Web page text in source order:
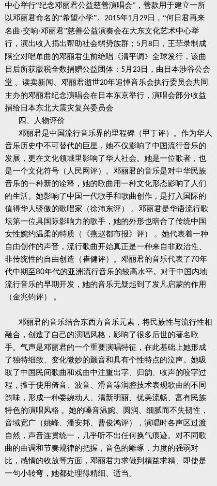
中心举行“纪念邓丽君公益慈善演唱会”，善款用于建立一所
以邓丽君命名的“希望小学”。 2015年1月 29日，“何日君再来
名曲·交响·邓丽君”慈善公益演奏会在大东文化艺术中心举
行，演出收入捐出帮助社会弱势族群； 5月 8日，王菲录制成
隔空对唱单曲的邓丽君生前绝唱《清平调》全球发行，该曲
日后所获版税全数捐赠公益团体； 5月 23日，由日本涉谷公会
堂
、读卖新闻、邓丽君逝世20年追悼音乐会执行委员会共同
主办的邓丽君纪念演唱会在日本东京举行，演唱会部分收益
捐给日本东北大震灾复兴委员会
四、人物评价
邓丽君是中国流行音乐界的里程碑（甲丁评）。作为华人
音乐历史中不可替代的巨星，她不仅影响了中国流行音乐的
发展，更在文化领域里影响了华人社会。她是一位歌者，也
是一个文化符号（人民网评）。邓丽君的音乐是对中华民族
音乐的一种新的诠释，她的歌曲用一种文化形态影响了人们
的生活。她影响了中国一代歌手和歌曲创作，是打入国际的
值得华人骄傲的歌唱家（徐沛东评）
。邓丽君是华语流行歌
坛第一位具国际影响力的歌手，她的外形也暗合了传统中国
女性婉约温柔的特质（《燕赵都市报》评）
。她代表着一种
自由创作的声音，流行歌曲开始真正是一种来自非政治性、
非传统性的自由创造（崔健评）。邓丽君的音乐代表了70年
代中期至80年代的亚洲流行音乐的较高水平。对于中国内地
流行音乐的早期开发，她的音乐无疑起到了发凡启蒙的作用
（金兆钧评）
。
邓丽君的音乐结合东西方音乐元素，将民族性与流行性相
融合，创造了自己的演唱风格，影响了很多后世的著名歌
手。气声是邓丽君的一个重要演唱特征，在此基础上她形成
了独特细致、变化微妙的颤音和具有个性特点的泣声。她吸
取了中国民间歌曲和戏曲中注重出字、归韵、收声的咬字过
程，擅于使用倚音、波音、滑音等润腔技术表现歌曲的不同
韵味，形成一种委婉动人、清新明丽、优美流畅、富有民族
特色的演唱风格 。她的嗓音温婉、圆润、细腻而不失韧性，
音域宽广（姚峰、潘安邦、曹俊鸿评），演唱时各声区过渡
自然，声音连贯统一，几乎听不出任何换气痕迹。对不同歌
曲的曲调和节奏规律的把握，音色的雕琢，力度的强弱对
比，感情的收放等方面，邓丽君力求做到精益求精、即使是
一句小转弯，她都处理得精细、适当。